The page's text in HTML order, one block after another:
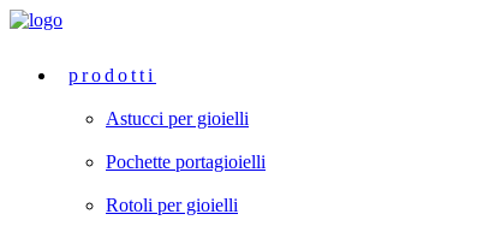
prodotti
Astucci per gioielli
Pochette portagioielli
Rotoli per gioielli